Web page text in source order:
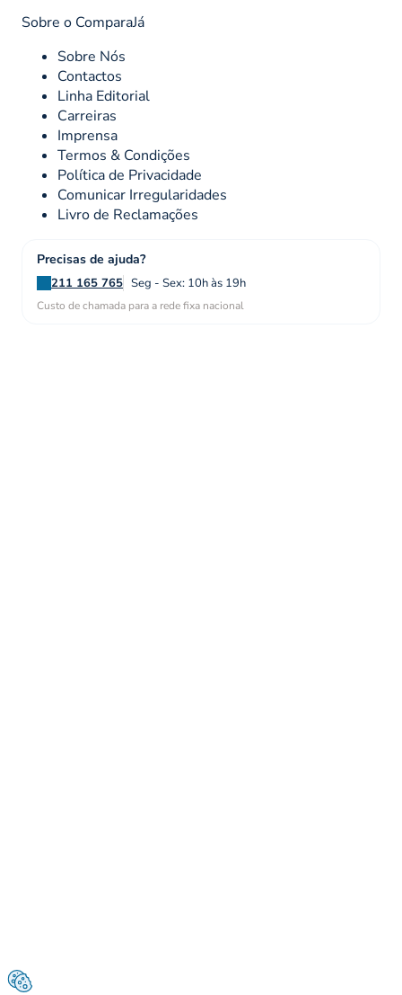
Sobre o ComparaJá
Sobre Nós
Contactos
Linha Editorial
Carreiras
Imprensa
Termos & Condições
Política de Privacidade
Comunicar Irregularidades
Livro de Reclamações
Precisas de ajuda?
211 165 765 Seg - Sex: 10h às 19h
Custo de chamada para a rede fixa nacional